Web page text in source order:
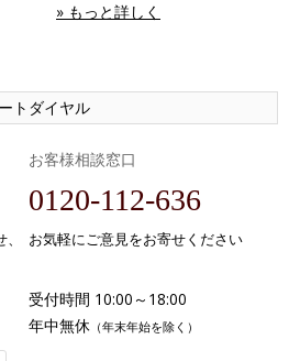
» もっと詳しく
トダイヤル
お客様相談窓口
0120-112-636
お気軽にご意見をお寄せください
受付時間 10:00～18:00
年中無休 （年末年始を除く）